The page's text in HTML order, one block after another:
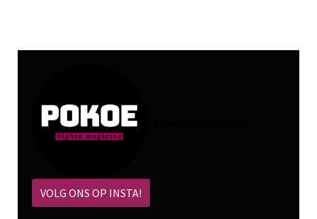
VOLG ONS OP INSTA!